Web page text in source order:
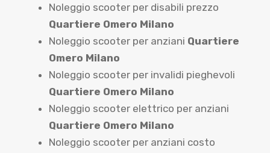
Noleggio scooter per disabili prezzo
Quartiere Omero Milano
Noleggio scooter per anziani Quartiere
Omero Milano
Noleggio scooter per invalidi pieghevoli
Quartiere Omero Milano
Noleggio scooter elettrico per anziani
Quartiere Omero Milano
Noleggio scooter per anziani costo